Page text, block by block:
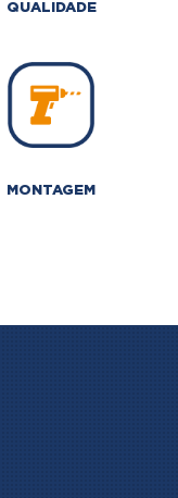
QUALIDADE
MONTAGEM